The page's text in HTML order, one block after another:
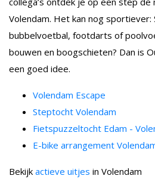
Volendam. Het kan nog sportiever:
bubbelvoetbal, footdarts of
bouwen en boogschieten? Dan is
een goed idee.
Volendam Escape
Steptocht Volendam
Fietspuzzeltocht Edam -
E-bike arrangement
Bekijk actieve uitjes in Volendam